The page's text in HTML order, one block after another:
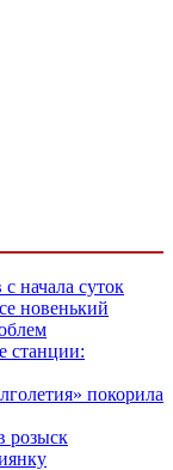
начала суток
новенький
станции:
покорила
розыск